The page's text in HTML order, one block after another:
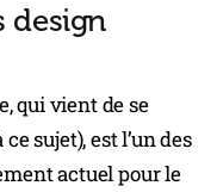
design
qui vient de se
sujet), est l’un des
actuel pour le